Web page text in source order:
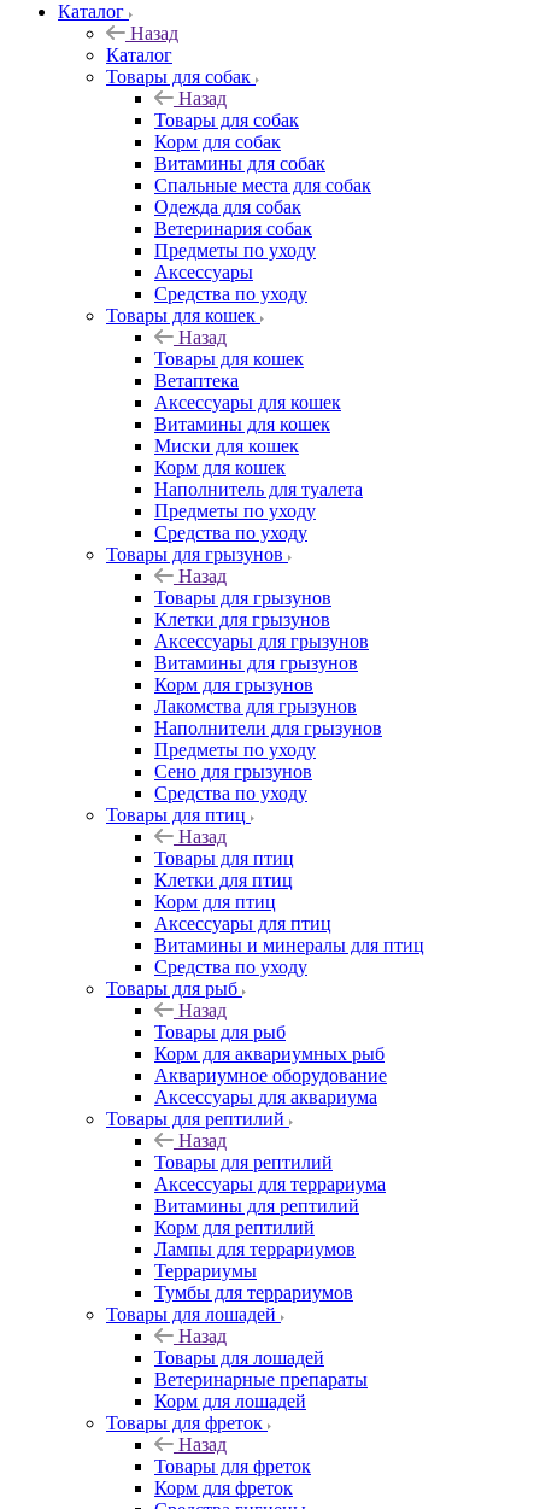
Каталог
Назад
Каталог
Товары для собак
Назад
Товары для собак
Корм для собак
Витамины для собак
Спальные места для собак
Одежда для собак
Ветеринария собак
Предметы по уходу
Аксессуары
Средства по уходу
Товары для кошек
Назад
Товары для кошек
Ветаптека
Аксессуары для кошек
Витамины для кошек
Миски для кошек
Корм для кошек
Наполнитель для туалета
Предметы по уходу
Средства по уходу
Товары для грызунов
Назад
Товары для грызунов
Клетки для грызунов
Аксессуары для грызунов
Витамины для грызунов
Корм для грызунов
Лакомства для грызунов
Наполнители для грызунов
Предметы по уходу
Сено для грызунов
Средства по уходу
Товары для птиц
Назад
Товары для птиц
Клетки для птиц
Корм для птиц
Аксессуары для птиц
Витамины и минералы для птиц
Средства по уходу
Товары для рыб
Назад
Товары для рыб
Корм для аквариумных рыб
Аквариумное оборудование
Аксессуары для аквариума
Товары для рептилий
Назад
Товары для рептилий
Аксессуары для террариума
Витамины для рептилий
Корм для рептилий
Лампы для террариумов
Террариумы
Тумбы для террариумов
Товары для лошадей
Назад
Товары для лошадей
Ветеринарные препараты
Корм для лошадей
Товары для фреток
Назад
Товары для фреток
Корм для фреток